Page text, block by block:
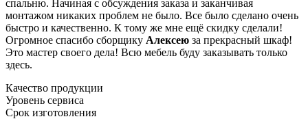
спальню. Начиная с обсуждения заказа и заканчивая
монтажом никаких проблем не было. Все было сделано очень
быстро и качественно. К тому же мне ещё скидку сделали!
Огромное спасибо сборщику Алексею за прекрасный шкаф!
Это мастер своего дела! Всю мебель буду заказывать только
здесь.
Качество продукции
Уровень сервиса
Срок изготовления